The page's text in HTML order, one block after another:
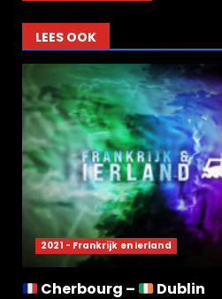
LEES OOK
2021 - Frankrijk en Ierland
Cherbourg – Dublin